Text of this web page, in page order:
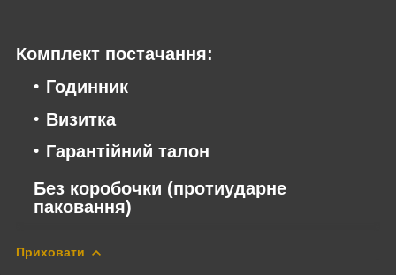
Комплект постачання:
Годинник
Визитка
Гарантійний талон
Без коробочки (протиударне
паковання)
Приховати